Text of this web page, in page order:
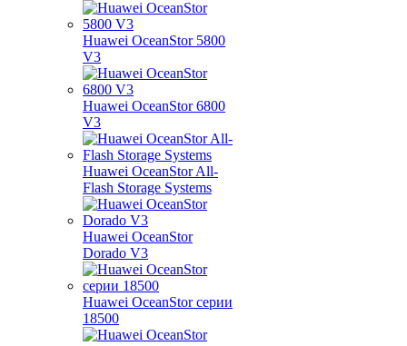
Huawei OceanStor 5800
V3
Huawei OceanStor 6800
V3
Huawei OceanStor All-
Flash Storage Systems
Huawei OceanStor
Dorado V3
Huawei OceanStor серии
18500